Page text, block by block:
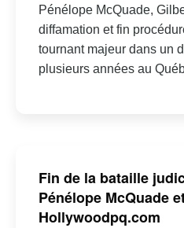
Pénélope McQuade,
diffamation et fin
tournant majeur dans un
plusieurs années au
Fin de la bataille
Pénélope McQuade
Hollywoodpq.com